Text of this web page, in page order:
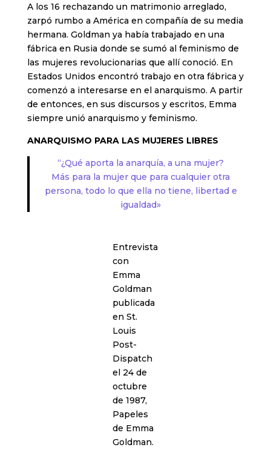
A los 16 rechazando un matrimonio arreglado,
zarpó rumbo a América en compañía de su media
hermana. Goldman ya había trabajado en una
fábrica en Rusia donde se sumó al feminismo de
las mujeres revolucionarias que allí conoció. En
Estados Unidos encontró trabajo en otra fábrica y
comenzó a interesarse en el anarquismo. A partir
de entonces, en sus discursos y escritos, Emma
siempre unió anarquismo y feminismo.
ANARQUISMO PARA LAS MUJERES LIBRES
“¿Qué aporta la anarquía, a una mujer?
Más para la mujer que para cualquier otra
persona, todo lo que ella no tiene, libertad e
igualdad»
Entrevista
con
Emma
Goldman
publicada
en St.
Louis
Post-
Dispatch
el 24 de
octubre
de 1987,
Papeles
de Emma
Goldman.